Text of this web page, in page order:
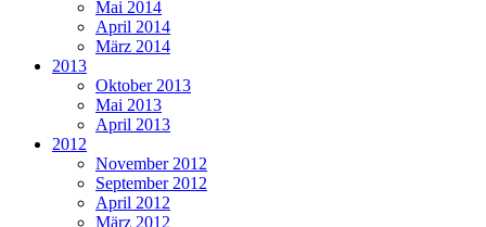
Mai 2014
April 2014
März 2014
2013
Oktober 2013
Mai 2013
April 2013
2012
November 2012
September 2012
April 2012
März 2012